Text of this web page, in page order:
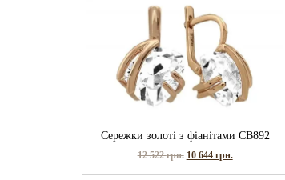
Сережки золоті з фіанітами СВ892
12 522грн. 10 644 грн.